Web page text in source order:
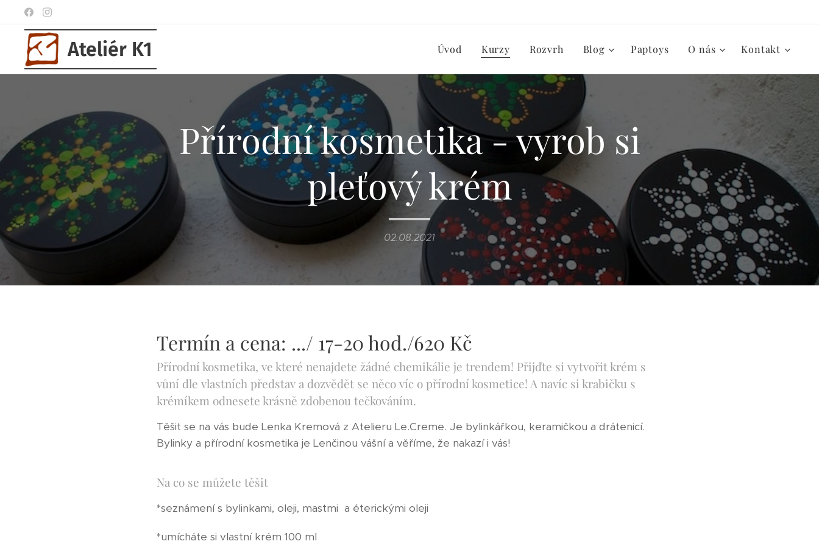
Ateliér K1 Úvod Kurzy Rozvrh Blog Paptoys O nás Kontakt
Přírodní kosmetika - vyrob si
pleťový krém
02.08.2021
Termín a cena: .../ 17-20 hod./620 Kč
Přírodní kosmetika, ve které nenajdete žádné chemikálie je trendem! Přijďte si vytvořit krém s
vůní dle vlastních představ a dozvědět se něco víc o přírodní kosmetice! A navíc si krabičku s
krémíkem odnesete krásně zdobenou tečkováním.
Těšit se na vás bude Lenka Kremová z Atelieru Le.Creme. Je bylinkářkou, keramičkou a drátenicí.
Bylinky a přírodní kosmetika je Lenčinou vášní a věříme, že nakazí i vás!
Na co se můžete těšit
*seznámení s bylinkami, oleji, mastmi a éterickými oleji
*umícháte si vlastní krém 100 ml